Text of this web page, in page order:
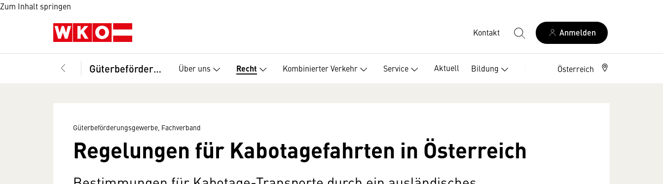
Zum Inhalt springen
Kontakt Anmelden
Güterbeförderungsgewerbe, Fachverband Über uns Recht Kombinierter Verkehr Service Aktuell Bildung BerufszweigeÖsterreich
Güterbeförderungsgewerbe, Fachverband
Regelungen für Kabotagefahrten in Österreich